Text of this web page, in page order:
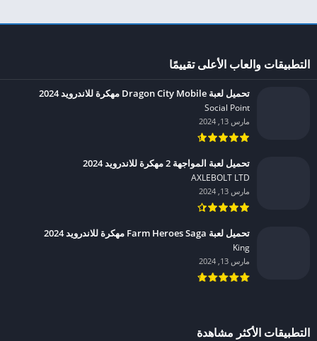
التطبيقات والعاب الأعلى تقييمًا
تحميل لعبة Dragon City Mobile مهكرة للاندرويد 2024
Social Point‏
مارس 13, 2024
تحميل لعبة المواجهة 2 مهكرة للاندرويد 2024
AXLEBOLT LTD‏
مارس 13, 2024
تحميل لعبة Farm Heroes Saga مهكرة للاندرويد 2024
King‏
مارس 13, 2024
التطبيقات الأكثر مشاهدة